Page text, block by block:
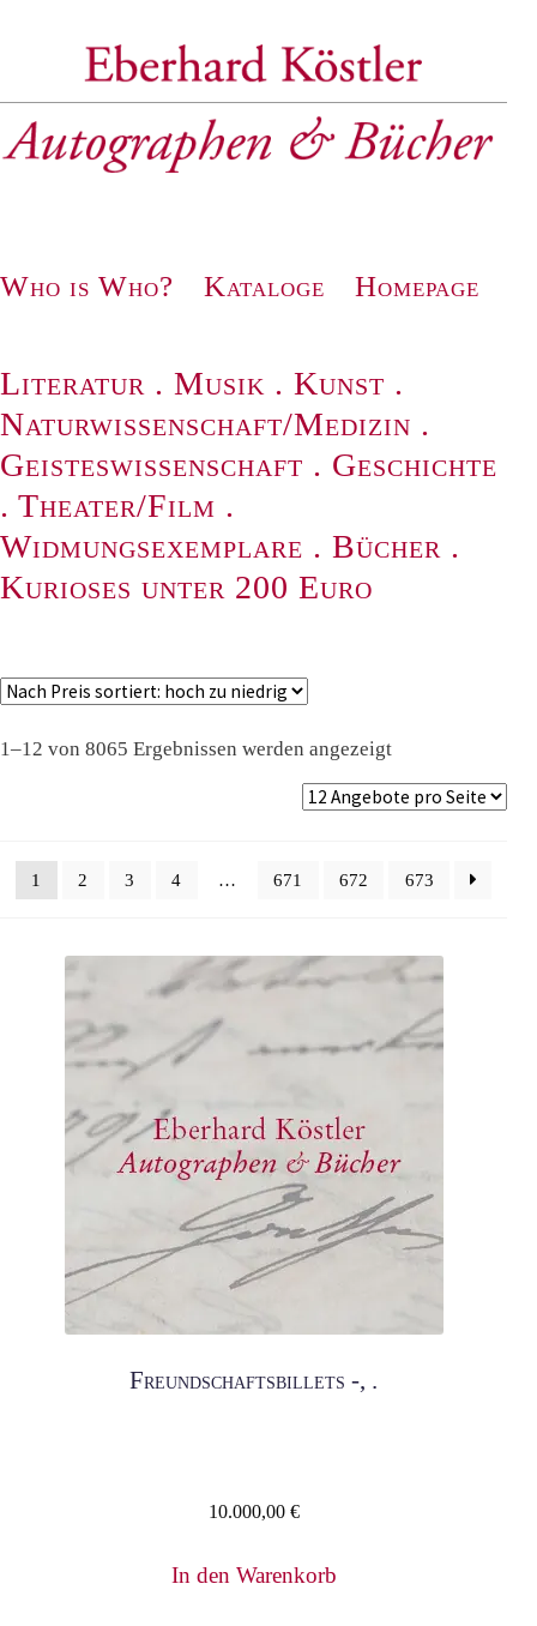
Navigation
Who is Who? Kataloge Homepage
Literatur . Musik . Kunst .
Naturwissenschaft/Medizin .
Geisteswissenschaft . Geschichte
. Theater/Film .
Widmungsexemplare . Bücher .
Kurioses unter 200 Euro
1–12 von 8065 Ergebnissen werden angezeigtNach
sortiert:
1 2 3 4 … 671 672 673
Freundschaftsbillets -, .
10.000,00 €
In den Warenkorb